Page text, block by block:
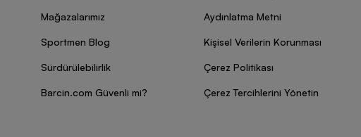
Mağazalarımız
Sportmen Blog
Sürdürülebilirlik
Barcin.com Güvenli mi?
Aydınlatma Metni
Kişisel Verilerin Korunması
Çerez Politikası
Çerez Tercihlerini Yönetin